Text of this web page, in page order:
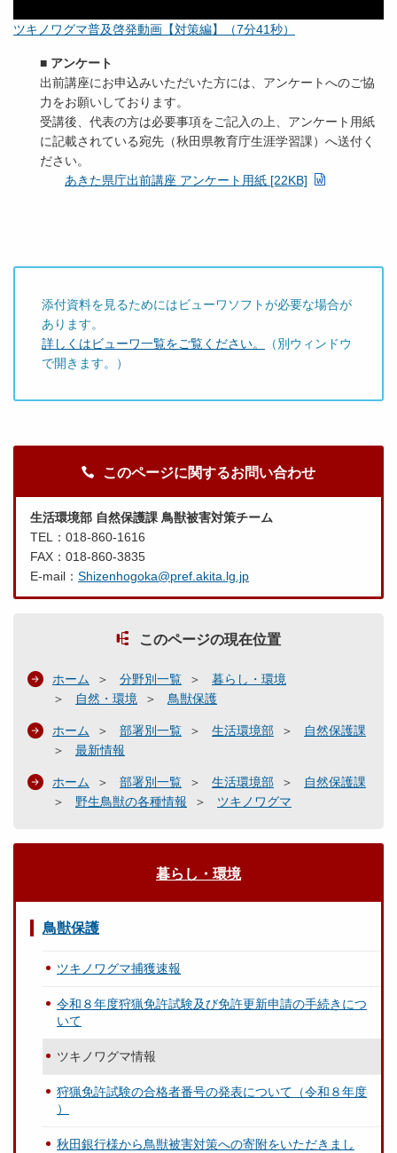
ツキノワグマ普及啓発動画【対策編】（7分41秒）
■ アンケート
出前講座にお申込みいただいた方には、アンケートへのご協
力をお願いしております。
受講後、代表の方は必要事項をご記入の上、アンケート用紙
に記載されている宛先（秋田県教育庁生涯学習課）へ送付く
ださい。
あきた県庁出前講座 アンケート用紙 [22KB]
添付資料を見るためにはビューワソフトが必要な場合が
あります。
詳しくはビューワ一覧をご覧ください。
（別ウィンドウ
で開きます。）
このページに関するお問い合わせ
生活環境部 自然保護課 鳥獣被害対策チーム
TEL：018-860-1616
FAX：018-860-3835
E-mail： Shizenhogoka@pref.akita.lg.jp
このページの現在位置
ホーム 分野別一覧
暮らし・環境
自然・環境
鳥獣保護
ホーム 部署別一覧 生活環境部
自然保護課
最新情報
ホーム 部署別一覧 生活環境部
自然保護課
野生鳥獣の各種情報
ツキノワグマ
暮らし・環境
鳥獣保護
ツキノワグマ捕獲速報
令和８年度狩猟免許試験及び免許更新申請の手続きにつ
いて
ツキノワグマ情報
狩猟免許試験の合格者番号の発表について（令和８年度
）
秋田銀行様から鳥獣被害対策への寄附をいただきまし